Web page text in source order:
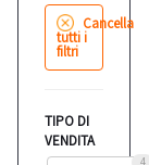
Cancella
tutti i
filtri
TIPO DI
VENDITA
4